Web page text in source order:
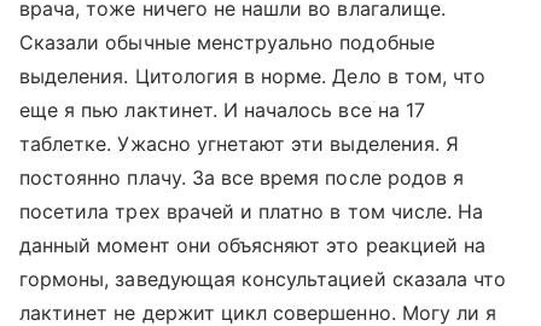
врача, тоже ничего не нашли во влагалище.
Сказали обычные менструально подобные
выделения. Цитология в норме. Дело в том, что
еще я пью лактинет. И началось все на 17
таблетке. Ужасно угнетают эти выделения. Я
постоянно плачу. За все время после родов я
посетила трех врачей и платно в том числе. На
данный момент они объясняют это реакцией на
гормоны, заведующая консультацией сказала что
лактинет не держит цикл совершенно. Могу ли я